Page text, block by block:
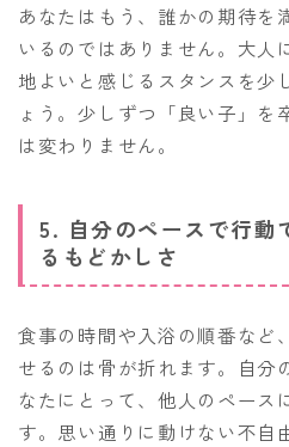
あなたはもう、誰かの期待を
いるのではありません。大人
地よいと感じるスタンスを少
ょう。少しずつ「良い子」を
は変わりません。
5. 自分のペースで行動
るもどかしさ
食事の時間や入浴の順番など
せるのは骨が折れます。自分
なたにとって、他人のペース
す。思い通りに動けない不自